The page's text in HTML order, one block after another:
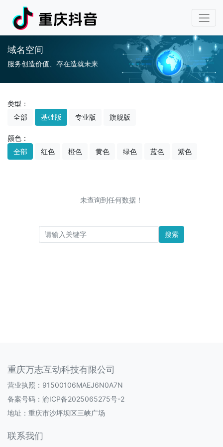
域名空间
服务创造价值、存在造就未来
类型：
全部
基础版 专业版 旗舰版
颜色：
全部
红色 橙色 黄色 绿色 蓝色 紫色
未查询到任何数据！
搜索
重庆万志互动科技有限公司
营业执照：91500106MAEJ6N0A7N
备案号码： 渝ICP备2025065275号-2
地址：重庆市沙坪坝区三峡广场
联系我们